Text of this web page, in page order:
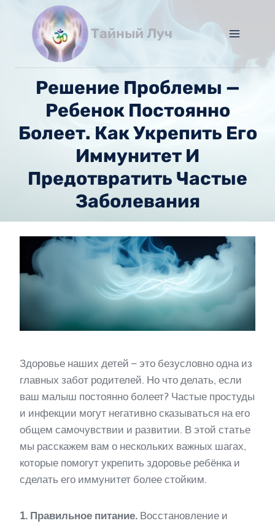
содержимому
Тайный Луч
Решение Проблемы —
Ребенок Постоянно
Болеет. Как Укрепить Его
Иммунитет И
Предотвратить Частые
Заболевания
Здоровье наших детей – это безусловно одна из
главных забот родителей. Но что делать, если
ваш малыш постоянно болеет? Частые простуды
и инфекции могут негативно сказываться на его
общем самочувствии и развитии. В этой статье
мы расскажем вам о нескольких важных шагах,
которые помогут укрепить здоровье ребёнка и
сделать его иммунитет более стойким.
1. Правильное питание. Восстановление и